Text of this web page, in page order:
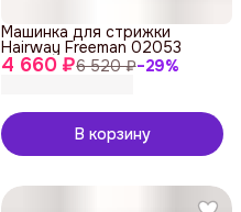
4 660 ₽6 520 ₽−29%
Машинка для стрижки
Hairway Freeman 02053
В корзину